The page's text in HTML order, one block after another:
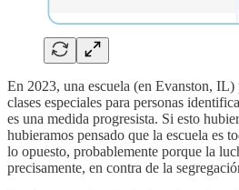
En 2023, una escuela (en Evanston, IL)
clases especiales para personas
es una medida progresista. Si esto
hubieramos pensado que la escuela es
lo opuesto, probablemente porque la
precisamente, en contra de la